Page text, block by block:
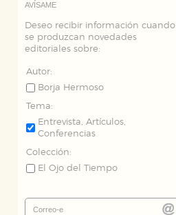
AVÍSAME
Deseo recibir información cuando
se produzcan novedades
editoriales sobre:
Autor:
Borja Hermoso
Tema:
Entrevista, Artículos,
Conferencias
Colección:
El Ojo del Tiempo